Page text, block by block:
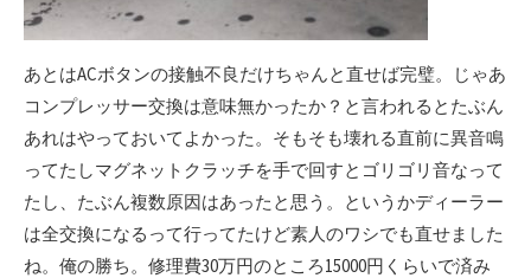
あとはACボタンの接触不良だけちゃんと直せば完璧。じゃあ
コンプレッサー交換は意味無かったか？と言われるとたぶん
あれはやっておいてよかった。そもそも壊れる直前に異音鳴
ってたしマグネットクラッチを手で回すとゴリゴリ音なって
たし、たぶん複数原因はあったと思う。というかディーラー
は全交換になるって行ってたけど素人のワシでも直せました
ね。俺の勝ち。修理費30万円のところ15000円くらいで済み